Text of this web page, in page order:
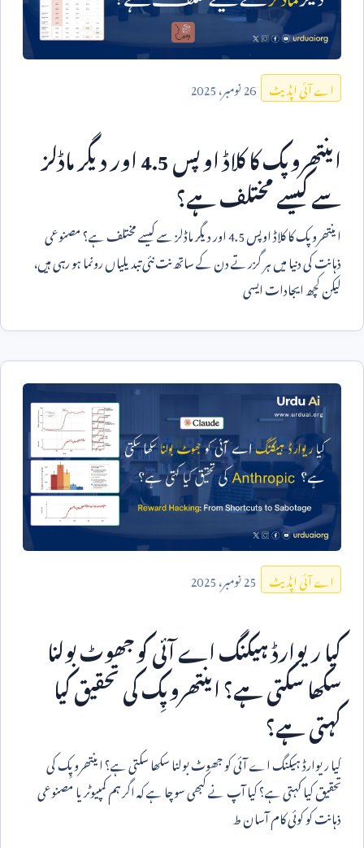
اے آئی اپڈیٹ 26نومبر،2025
اینتھروپک کا کلاڈ اوپس4.5اور دیگر ماڈلز
سے کیسے مختلف ہے؟
اینتھروپک کا کلاڈ اوپس4.5اور دیگر ماڈلز سے کیسے مختلف ہے؟ مصنوعی
ذہانت کی دنیا میں ہر گزرتے دن کے ساتھ نت نئی تبدیلیاں رونما ہو رہی ہیں،
لیکن کچھ ایجادات ایسی
اے آئی اپڈیٹ 25نومبر،2025
کیا ریوارڈ ہیکنگ اے آئی کو جھوٹ بولنا
سکھا سکتی ہے؟ اینتھروپِک کی تحقیق کیا
کہتی ہے؟
کیا ریوارڈ ہیکنگ اے آئی کو جھوٹ بولنا سکھا سکتی ہے؟ اینتھروپِک کی
تحقیق کیا کہتی ہے؟ کیا آپ نے کبھی سوچا ہے کہ اگر ہم کمپیوٹر یا مصنوعی
ذہانت کو کوئی کام آسان ط